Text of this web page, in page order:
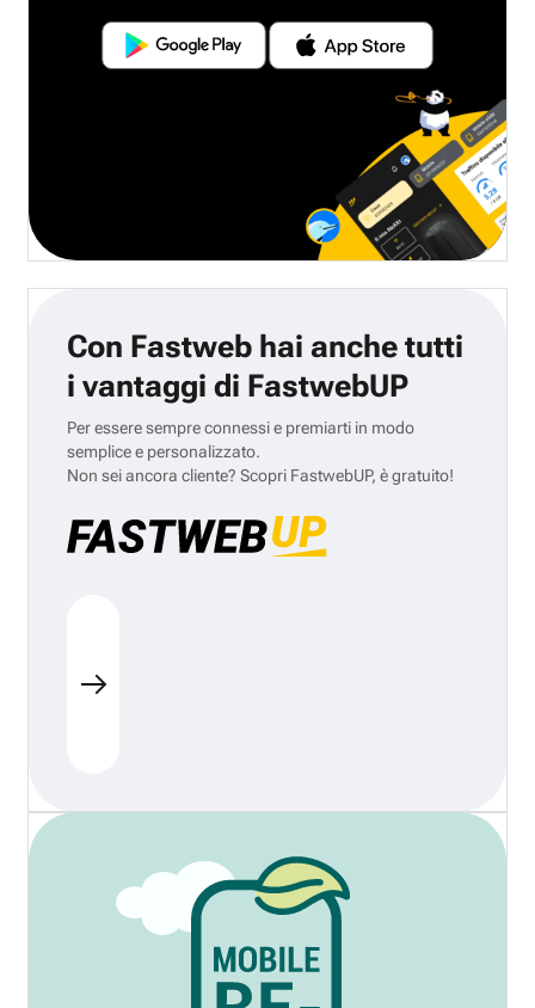
Con Fastweb hai anche tutti
i vantaggi di FastwebUP
Per essere sempre connessi e premiarti in modo
semplice e personalizzato.
Non sei ancora cliente? Scopri FastwebUP, è gratuito!